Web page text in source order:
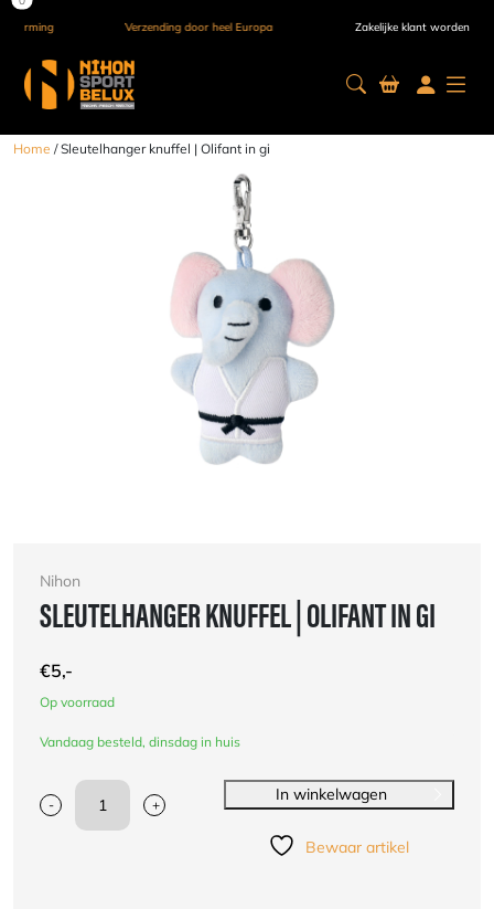
Verzending door heel Europa Zakelijke klant worden
Home / Sleutelhanger knuffel | Olifant in gi
Nihon
SLEUTELHANGER KNUFFEL | OLIFANT IN GI
€5,-
Op voorraad
Vandaag besteld, dinsdag in huis
-
Sleutelhanger
+
In winkelwagen
Bewaar artikel